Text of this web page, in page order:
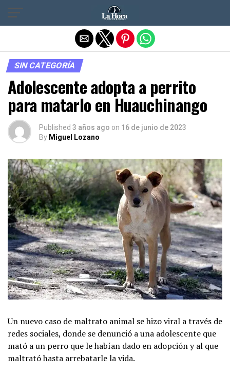
SIN CATEGORÍA
Adolescente adopta a perrito
para matarlo en Huauchinango
Published 3 años ago on 16 de junio de 2023
By Miguel Lozano
Un nuevo caso de maltrato animal se hizo viral a través de
redes sociales, donde se denunció a una adolescente que
mató a un perro que le habían dado en adopción y al que
maltrató hasta arrebatarle la vida.
Salir de la versión móvil